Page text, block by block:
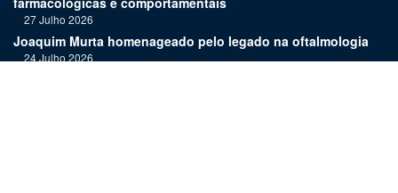
27 Julho 2026
Joaquim Murta homenageado pelo legado na oftalmologia
24 Julho 2026